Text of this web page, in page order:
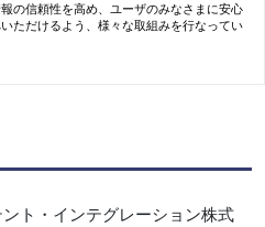
の信頼性を高め、ユーザのみなさまに安心
ただけるよう、様々な取組みを行なってい
ト・インテグレーション株式